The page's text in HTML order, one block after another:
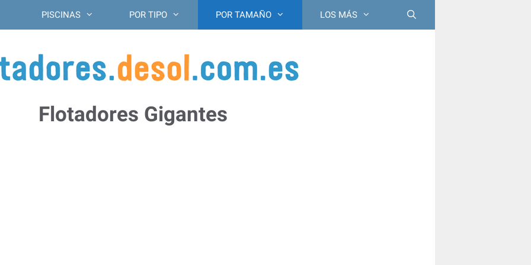
PISCINAS POR TIPO POR TAMAÑO LOS MÁS
Flotadores Gigantes